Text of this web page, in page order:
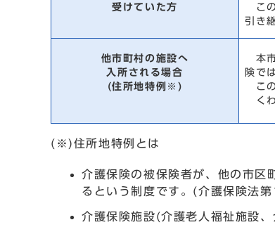
受けていた方
この
引き
他市町村の施設へ
入所される場合
(住所地特例※)
本市
険で
この
くわ
(※)住所地特例とは
介護保険の被保険者が、他の市区
るという制度です。(介護保険法
介護保険施設(介護老人福祉施設